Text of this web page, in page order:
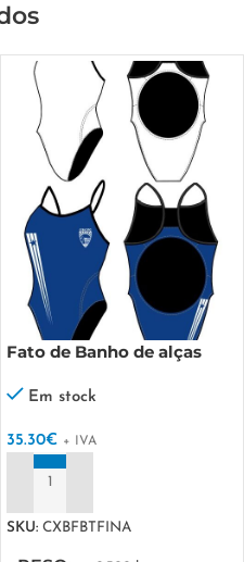
Fato de Banho de alças
Em stock
35.30€ + IVA
SKU: CXBFBTFINA